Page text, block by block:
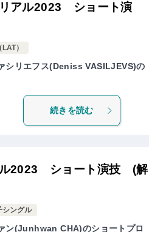
アル2023 ショート演
）
シリエフス(Deniss VASILJEVS)の
続きを読む
ル2023 ショート演技 (解
シングル
ン(Junhwan CHA)のショートプロ